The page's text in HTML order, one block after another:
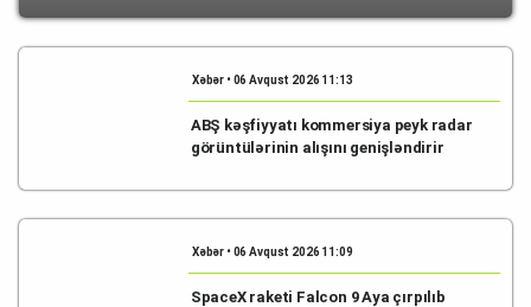
Xəbər • 06 Avqust 2026 11:13
ABŞ kəşfiyyatı kommersiya peyk radar
görüntülərinin alışını genişləndirir
Xəbər • 06 Avqust 2026 11:09
SpaceX raketi Falcon 9 Aya çırpılıb